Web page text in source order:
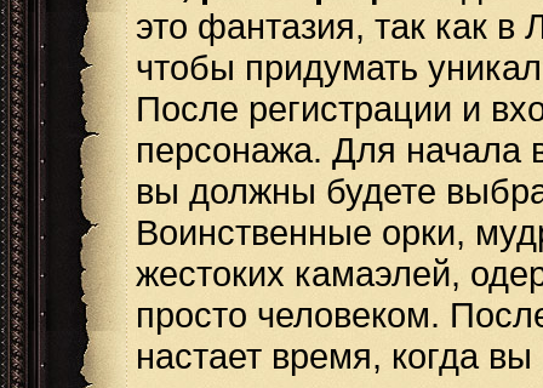
это фантазия, так как в
чтобы придумать
После регистрации и
персонажа. Для начала
вы должны будете
Воинственные орки,
жестоких камаэлей,
просто человеком.
настает время, когда